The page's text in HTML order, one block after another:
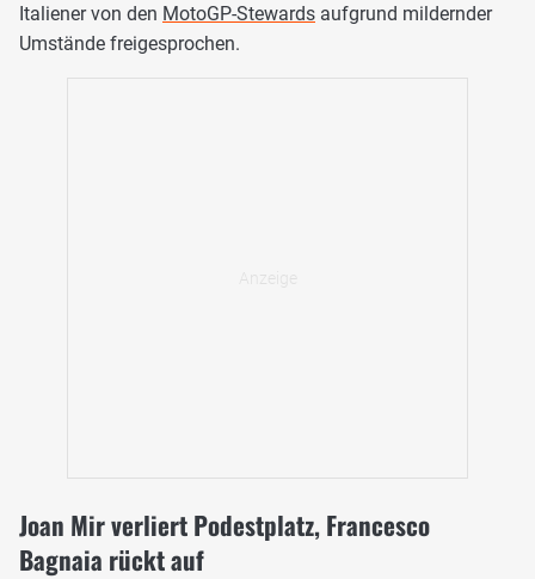
Italiener von den MotoGP-Stewards aufgrund mildernder
Umstände freigesprochen.
Joan Mir verliert Podestplatz, Francesco
Bagnaia rückt auf